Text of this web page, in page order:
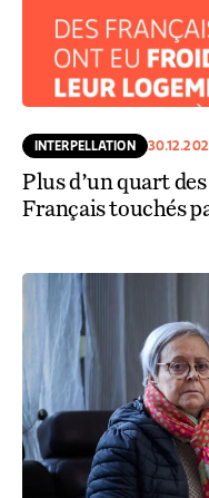
INTERPELLATION
Plus d’un quart
Français touchés